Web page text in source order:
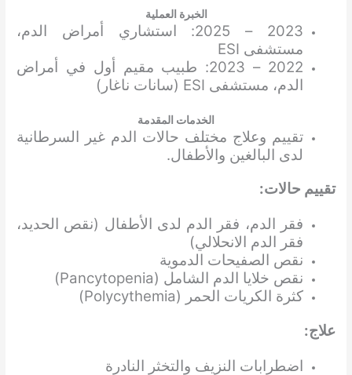
الخبرة العملية
2023 – 2025: استشاري أمراض الدم،
مستشفى ESI
2022 – 2023: طبيب مقيم أول في أمراض
الدم، مستشفى ESI (سانات ناغار)
الخدمات المقدمة
تقييم وعلاج مختلف حالات الدم غير السرطانية
لدى البالغين والأطفال.
تقييم حالات:
فقر الدم، فقر الدم لدى الأطفال (نقص الحديد،
فقر الدم الانحلالي)
نقص الصفيحات الدموية
نقص خلايا الدم الشامل (Pancytopenia)
كثرة الكريات الحمر (Polycythemia)
علاج:
اضطرابات النزيف والتخثر النادرة